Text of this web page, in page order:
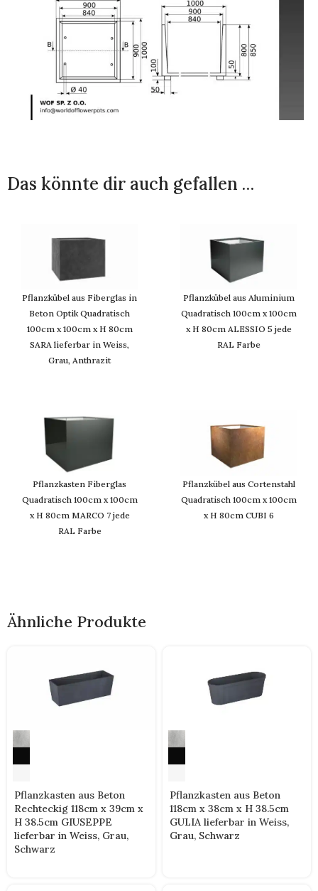
Das könnte dir auch gefallen …
Pflanzkübel aus Fiberglas in
Beton Optik Quadratisch
100cm x 100cm x H 80cm
SARA lieferbar in Weiss,
Grau, Anthrazit
Pflanzkübel aus Aluminium
Quadratisch 100cm x 100cm
x H 80cm ALESSIO 5 jede
RAL Farbe
Pflanzkasten Fiberglas
Quadratisch 100cm x 100cm
x H 80cm MARCO 7 jede
RAL Farbe
Pflanzkübel aus Cortenstahl
Quadratisch 100cm x 100cm
x H 80cm CUBI 6
Ähnliche Produkte
Pflanzkasten aus Beton
Rechteckig 118cm x 39cm x
H 38.5cm GIUSEPPE
lieferbar in Weiss, Grau,
Schwarz
Pflanzkasten aus Beton
118cm x 38cm x H 38.5cm
GULIA lieferbar in Weiss,
Grau, Schwarz